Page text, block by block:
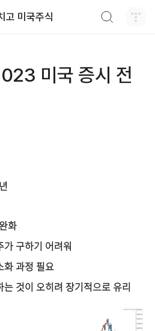
고 미국주식
미국 증시 전
화
구하기 어려워
화 과정 필요
것이 오히려 장기적으로 유리